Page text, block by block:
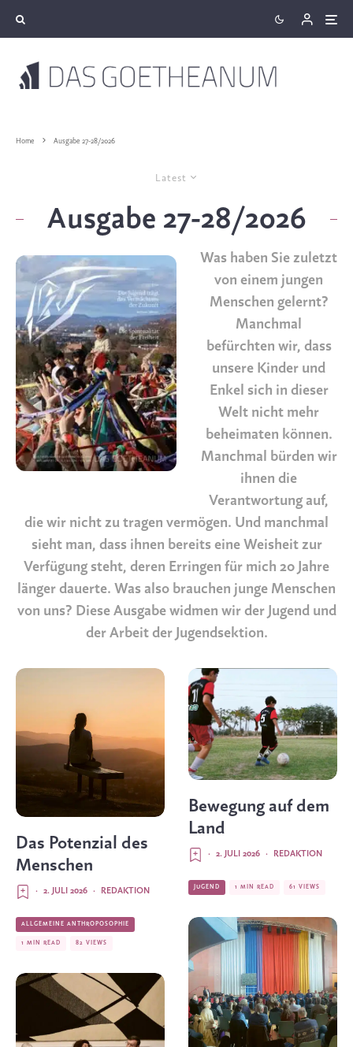
Home Ausgabe 27-28/2026
Latest
Ausgabe 27-28/2026
Was haben Sie zuletzt
von einem jungen
Menschen gelernt?
Manchmal
befürchten wir, dass
unsere Kinder und
Enkel sich in dieser
Welt nicht mehr
beheimaten können.
Manchmal bürden wir
ihnen die
Verantwortung auf,
die wir nicht zu tragen vermögen. Und manchmal
sieht man, dass ihnen bereits eine Weisheit zur
Verfügung steht, deren Erringen für mich 20 Jahre
länger dauerte. Was also brauchen junge Menschen
von uns? Diese Ausgabe widmen wir der Jugend und
der Arbeit der Jugendsektion.
Das Potenzial des
Menschen
REDAKTION
·
2. JULI 2026
·
ALLGEMEINE ANTHROPOSOPHIE
1 MIN READ 82 VIEWS
Bewegung auf dem
Land
REDAKTION
·
2. JULI 2026
·
JUGEND 1 MIN READ 61 VIEWS